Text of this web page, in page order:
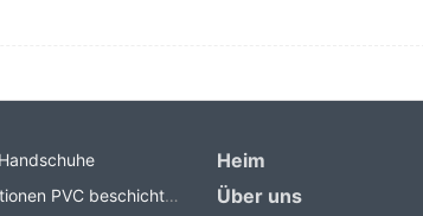
Verschiedene Funktionen PVC beschichtete Handschuhe
Heim
Über uns